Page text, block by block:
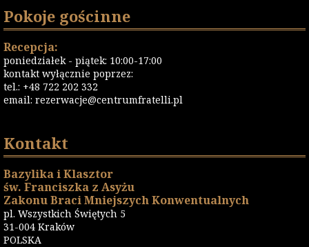
Pokoje gościnne
Recepcja:
poniedziałek - piątek: 10:00-17:00
kontakt wyłącznie poprzez:
tel.: +48 722 202 332
email: rezerwacje@centrumfratelli.pl
Kontakt
Bazylika i Klasztor
św. Franciszka z Asyżu
Zakonu Braci Mniejszych Konwentualnych
pl. Wszystkich Świętych 5
31-004 Kraków
POLSKA